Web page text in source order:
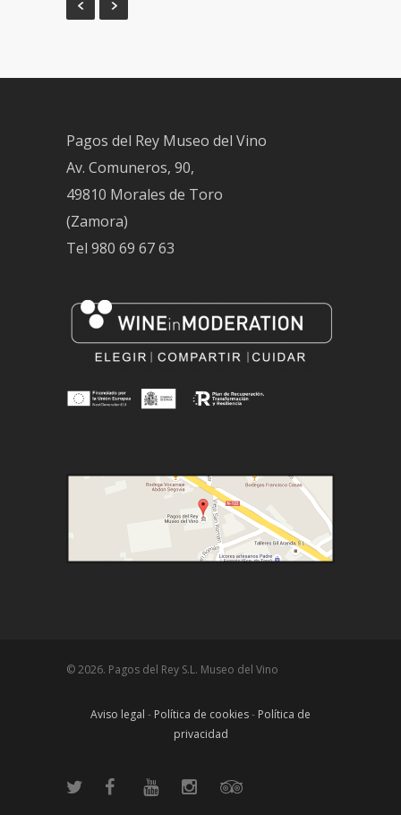
Pagos del Rey Museo del Vino
Av. Comuneros, 90,
49810 Morales de Toro
(Zamora)
Tel 980 69 67 63
© 2026. Pagos del Rey S.L. Museo del Vino
Aviso legal - Política de cookies- Política de
privacidad